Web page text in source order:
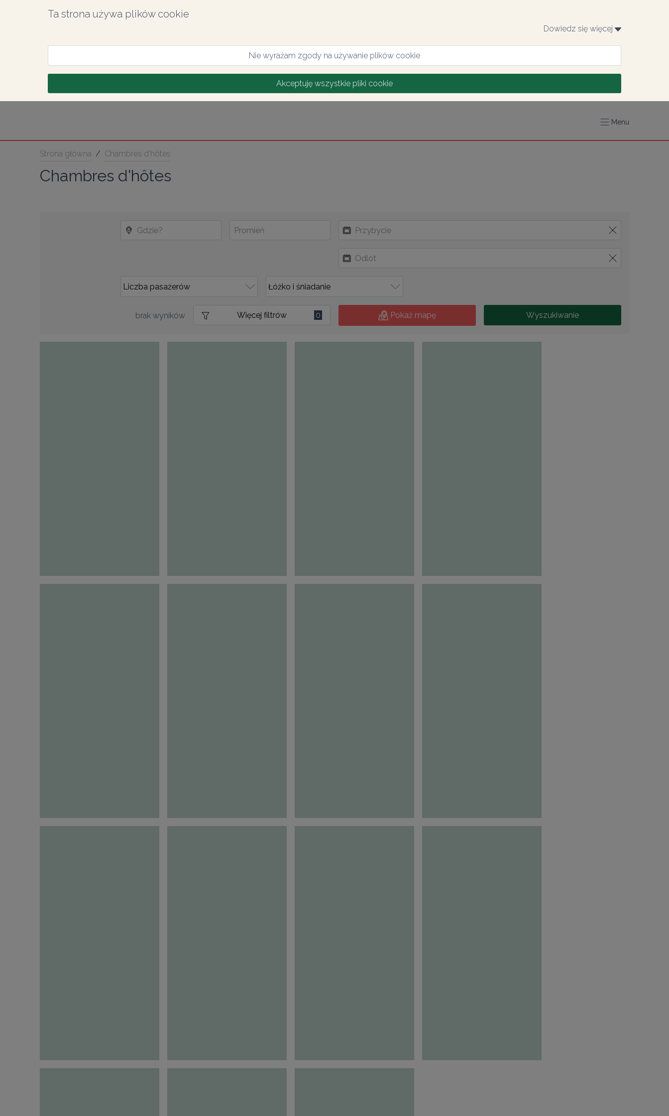
Ta strona używa plików cookie
Dowiedz się więcej
Nie wyrażam zgody na używanie plików cookie
Akceptuję wszystkie pliki cookie
Menu
Strona główna / Chambres d'hôtes
Chambres d'hôtes
brak wyników Więcej filtrów 0 Pokaż mapę Wyszukiwanie